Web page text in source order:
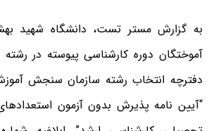
به گزارش مستر تست، دانشگاه شهید
آموختگان دوره کارشناسی پیوسته در
دفترچه انتخاب رشته سازمان سنجش
“آیین نامه پذیرش بدون آزمون